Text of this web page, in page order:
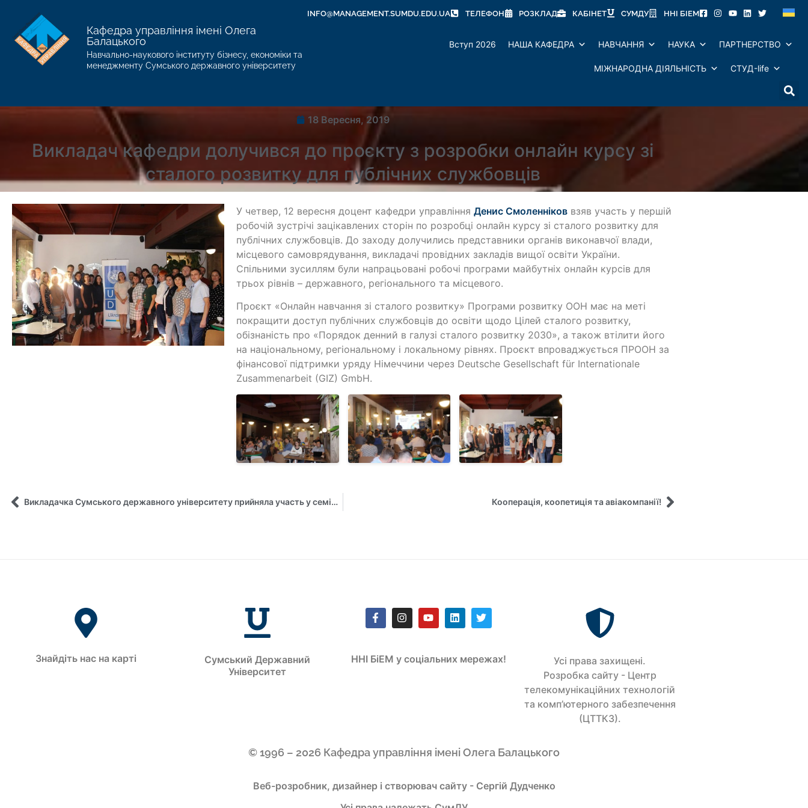
INFO@MANAGEMENT.SUMDU.EDU.UA ТЕЛЕФОН РОЗКЛАД КАБІНЕТ СУМДУ ННІ БІЕМ
Кафедра управління імені Олега
Балацького
Навчально-наукового інституту бізнесу, економіки та
менеджменту Сумського державного університету
Вступ 2026 НАША КАФЕДРА НАВЧАННЯ НАУКА ПАРТНЕРСТВО
МІЖНАРОДНА ДІЯЛЬНІСТЬ СТУД-life
18 Вересня, 2019
Викладач кафедри долучився до проєкту з розробки онлайн курсу зі
сталого розвитку для публічних службовців
У четвер, 12 вересня доцент кафедри управлінняДенис Смоленніков взяв участь у першій
робочій зустрічі зацікавлених сторін по розробці онлайн курсу зі сталого розвитку для
публічних службовців. До заходу долучились представники органів виконавчої влади,
місцевого самоврядування, викладачі провідних закладів вищої освіти України.
Спільними зусиллям були напрацьовані робочі програми майбутніх онлайн курсів для
трьох рівнів – державного, регіонального та місцевого.
Проєкт «Онлайн навчання зі сталого розвитку» Програми розвитку ООН має на меті
покращити доступ публічних службовців до освіти щодо Цілей сталого розвитку,
обізнаність про «Порядок денний в галузі сталого розвитку 2030», а також втілити його
на національному, регіональному і локальному рівнях. Проєкт впроваджується ПРООН за
фінансової підтримки уряду Німеччини через Deutsche Gesellschaft für Internationale
Zusammenarbeit (GIZ) GmbH.
Викладачка Сумського державного університету прийняла участь у семінарі з лідерства в Університеті Бінгем, Нігерія Кооперація, коопетиція та авіакомпанії!
Знайдіть нас на карті
Сумський Державний
Університет
ННІ БіЕМ у соціальних мережах!
Усi права захищенi.
Розробка сайту - Центр
телекомунікаційних технологій
та комп’ютерного забезпечення
(ЦТТКЗ).
© 1996 – 2026 Кафедра управління імені Олега Балацького
Веб-розробник, дизайнер і створювач сайту - Сергій Дудченко